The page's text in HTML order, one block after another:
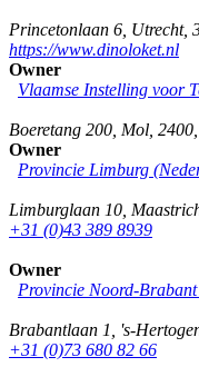
Princetonlaan 6 Utrecht,
https://www.dinoloket.nl
Owner
Vlaamse Instelling voor
Boeretang 200 Mol 2400
Owner
Provincie Limburg
Limburglaan 10
+31 (0)43 389 8939
Owner
Provincie Noord-
Brabantlaan 1 's-
+31 (0)73 680 82 66